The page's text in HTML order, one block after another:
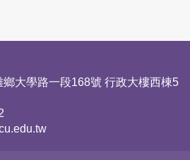
大學路一段168號 行政大樓西棟5